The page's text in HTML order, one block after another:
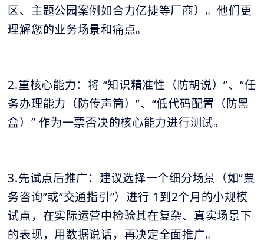
区、主题公园案例如合力亿捷等厂商）。他们更
理解您的业务场景和痛点。
2.重核心能力：将 “知识精准性（防胡说）”、“任
务办理能力（防传声筒）”、“低代码配置（防黑
盒）” 作为一票否决的核心能力进行测试。
3.先试点后推广：建议选择一个细分场景（如“票
务咨询”或“交通指引”）进行 1到2个月的小规模
试点，在实际运营中检验其在复杂、真实场景下
的表现，用数据说话，再决定全面推广。